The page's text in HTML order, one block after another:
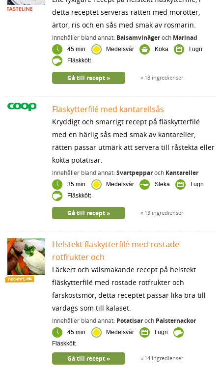
detta receptet serveras rätten med morötter,
ärtor, ris och en sås med smak av rosmarin.
Innehåller bland annat: Balsamvinägeroch Marinad
45 min Medelsvår Koka
I ugn
Fläskkött
18 ingredienser
Gå till recept
Fläskytterfilé med kantarellsås
Kryddigt och smarrigt recept på fläskytterfilé
med en härlig sås med smak av kantareller,
rätten passar utmärk att servera till råstekta eller
kokta potatisar.
Innehåller bland annat:Svartpepparoch Kantareller
35 min Medelsvår Steka
I ugn
Fläskkött
13 ingredienser
Gå till recept
Helstekt fläskytterfilé med rostade
rotfrukter och
Läckert och välsmakande recept på helstekt
fläskytterfilé med rostade rotfrukter och
färskostsmör, detta receptet passar lika bra till
vardags som till kalaset.
Innehåller bland annat: Potatisaroch Palsternackor
45 min Medelsvår
I ugn
Fläskkött
14 ingredienser
Gå till recept